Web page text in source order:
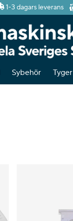
1-3 dagars leverans
Sybehör Tyger